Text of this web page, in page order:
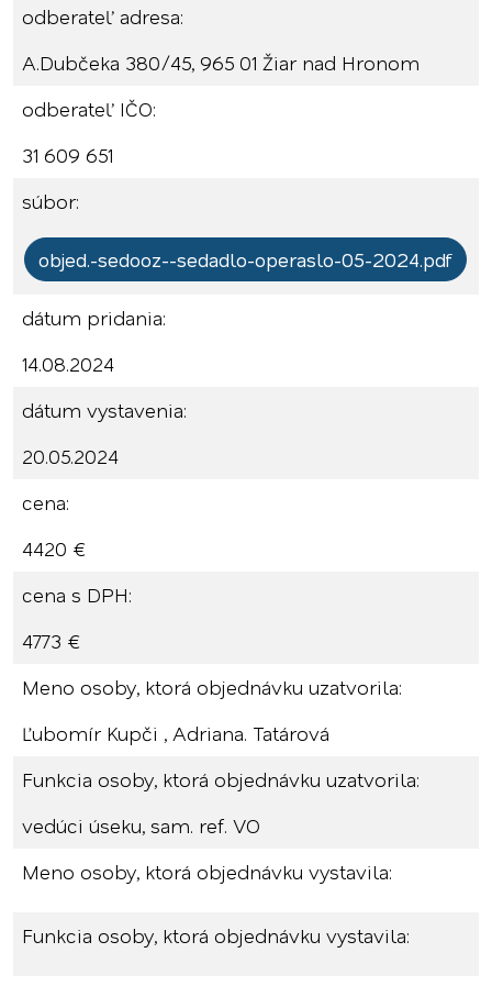
odberateľ adresa:
A.Dubčeka 380/45, 965 01 Žiar nad Hronom
odberateľ IČO:
31 609 651
súbor:
objed.-sedooz--sedadlo-operaslo-05-2024.pdf
dátum pridania:
14.08.2024
dátum vystavenia:
20.05.2024
cena:
4420 €
cena s DPH:
4773 €
Meno osoby, ktorá objednávku uzatvorila:
Ľubomír Kupči , Adriana. Tatárová
Funkcia osoby, ktorá objednávku uzatvorila:
vedúci úseku, sam. ref. VO
Meno osoby, ktorá objednávku vystavila:
Funkcia osoby, ktorá objednávku vystavila: